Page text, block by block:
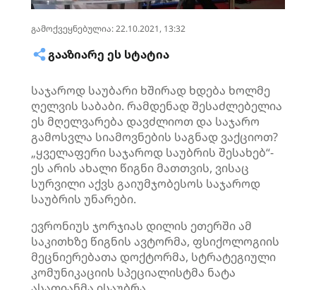
გამოქვეყნებულია: 22.10.2021, 13:32
ᲒᲐᲐᲖᲘᲐᲠᲔ ᲔᲡ ᲡᲢᲐᲢᲘᲐ
საჯაროდ საუბარი ხშირად ხდება ხოლმე
ღელვის საბაბი. რამდენად შესაძლებელია
ეს მღელვარება დავძლიოთ და საჯარო
გამოსვლა სიამოვნების საგნად ვაქციოთ?
„ყველაფერი საჯაროდ საუბრის შესახებ“-
ეს არის ახალი წიგნი მათთვის, ვისაც
სურვილი აქვს გაიუმჯობესოს საჯაროდ
საუბრის უნარები.
ევრონიუს ჯორჯიას დილის ეთერში ამ
საკითხზე წიგნის ავტორმა, ფსიქოლოგიის
მეცნიერებათა დოქტორმა, სტრატეგიული
კომუნიკაციის სპეციალისტმა ნატა